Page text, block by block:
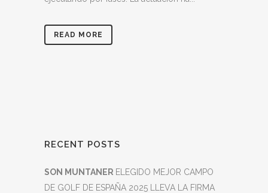
READ MORE
RECENT POSTS
SON MUNTANER ELEGIDO MEJOR CAMPO
DE GOLF DE ESPAÑA 2025 LLEVA LA FIRMA